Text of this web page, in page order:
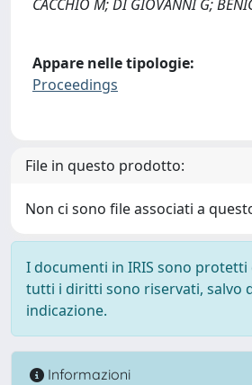
CACCHIO M; DI GIOVANNI G;
Appare nelle tipologie:
Proceedings
File in questo prodotto:
Non ci sono file associati a
I documenti in IRIS sono
tutti i diritti sono riservati, salvo
indicazione.
Informazioni